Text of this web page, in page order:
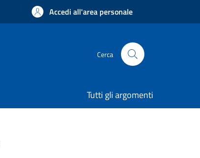
Accedi all'area personale
Cerca
Tutti gli argomenti